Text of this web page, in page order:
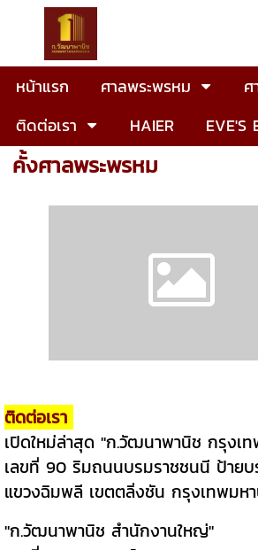
หน้าแรก ศาลพระพรหม ศ
ติดต่อเรา
HAIER EVE'S
คั้งศาลพระพรหม
ติดต่อเรา
เปิดใหม่ล่าสุด "ก.วัฒนาพานิช ก
เลขที่ 90 ริมถนนบรมราชชนนี ป้าย
แขวงฉิมพลี เขตตลิ่งชัน กรุงเทพมหา
"ก.วัฒนาพานิช สำนักงานใหญ่"